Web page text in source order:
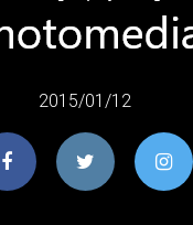
2015/01/12